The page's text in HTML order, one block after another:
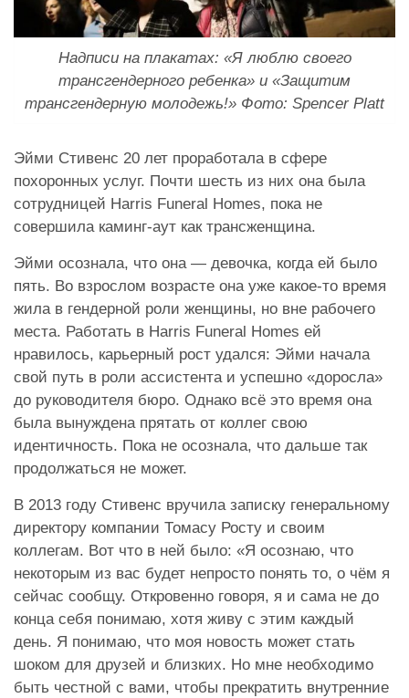
Надписи на плакатах: «Я люблю своего
трансгендерного ребенка» и «Защитим
трансгендерную молодежь!» Фото: Spencer Platt
Эйми Стивенс 20 лет проработала в сфере
похоронных услуг. Почти шесть из них она была
сотрудницей Harris Funeral Homes, пока не
совершила каминг-аут как трансженщина.
Эйми осознала, что она — девочка, когда ей было
пять. Во взрослом возрасте она уже какое-то время
жила в гендерной роли женщины, но вне рабочего
места. Работать в Harris Funeral Homes ей
нравилось, карьерный рост удался: Эйми начала
свой путь в роли ассистента и успешно «доросла»
до руководителя бюро. Однако всё это время она
была вынуждена прятать от коллег свою
идентичность. Пока не осознала, что дальше так
продолжаться не может.
В 2013 году Стивенс вручила записку генеральному
директору компании Томасу Росту и своим
коллегам. Вот что в ней было: «Я осознаю, что
некоторым из вас будет непросто понять то, о чём я
сейчас сообщу. Откровенно говоря, я и сама не до
конца себя понимаю, хотя живу с этим каждый
день. Я понимаю, что моя новость может стать
шоком для друзей и близких. Но мне необходимо
быть честной с вами, чтобы прекратить внутренние